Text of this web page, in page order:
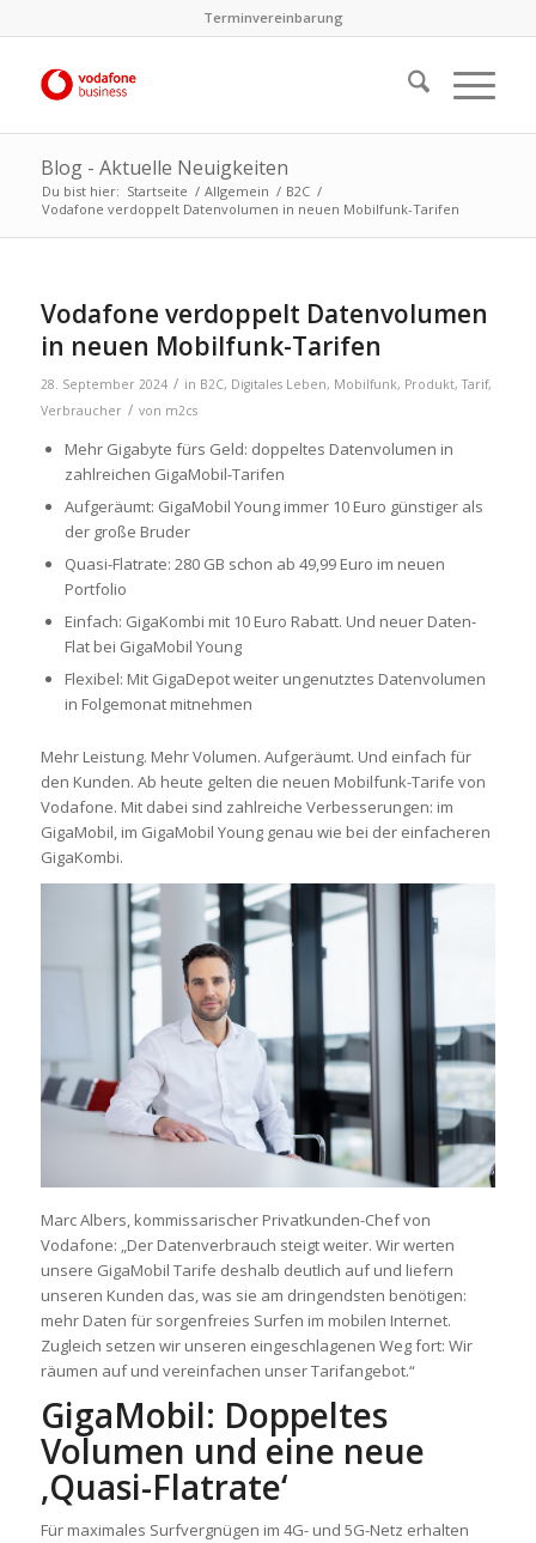
Terminvereinbarung
Blog - Aktuelle Neuigkeiten
Du bist hier: Startseite / Allgemein / B2C /
Vodafone verdoppelt Datenvolumen in neuen Mobilfunk-Tarifen
Vodafone verdoppelt Datenvolumen
in neuen Mobilfunk-Tarifen
28. September 2024 / in B2C, Digitales Leben, Mobilfunk, Produkt,Tarif,
Verbraucher / von m2cs
Mehr Gigabyte fürs Geld: doppeltes Datenvolumen in
zahlreichen GigaMobil-Tarifen
Aufgeräumt: GigaMobil Young immer 10 Euro günstiger als
der große Bruder
Quasi-Flatrate: 280 GB schon ab 49,99 Euro im neuen
Portfolio
Einfach: GigaKombi mit 10 Euro Rabatt. Und neuer Daten-
Flat bei GigaMobil Young
Flexibel: Mit GigaDepot weiter ungenutztes Datenvolumen
in Folgemonat mitnehmen
Mehr Leistung. Mehr Volumen. Aufgeräumt. Und einfach für
den Kunden. Ab heute gelten die neuen Mobilfunk-Tarife von
Vodafone. Mit dabei sind zahlreiche Verbesserungen: im
GigaMobil, im GigaMobil Young genau wie bei der einfacheren
GigaKombi.
Marc Albers, kommissarischer Privatkunden-Chef von
Vodafone: „Der Datenverbrauch steigt weiter. Wir werten
unsere GigaMobil Tarife deshalb deutlich auf und liefern
unseren Kunden das, was sie am dringendsten benötigen:
mehr Daten für sorgenfreies Surfen im mobilen Internet.
Zugleich setzen wir unseren eingeschlagenen Weg fort: Wir
räumen auf und vereinfachen unser Tarifangebot.“
GigaMobil: Doppeltes
Volumen und eine neue
‚Quasi-Flatrate‘
Für maximales Surfvergnügen im 4G- und 5G-Netz erhalten